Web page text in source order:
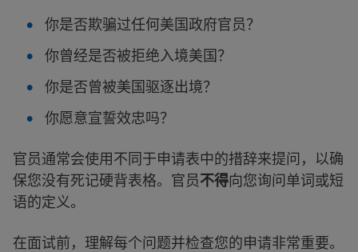
你是否欺骗过任何美国政府官员？
你曾经是否被拒绝入境美国？
你是否曾被美国驱逐出境？
你愿意宣誓效忠吗？
官员通常会使用不同于申请表中的措辞来提问，以确
保您没有死记硬背表格。官员不得向您询问单词或短
语的定义。
在面试前，理解每个问题并检查您的申请非常重要。